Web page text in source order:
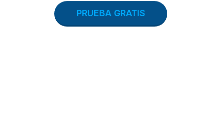
PRUEBA GRATIS